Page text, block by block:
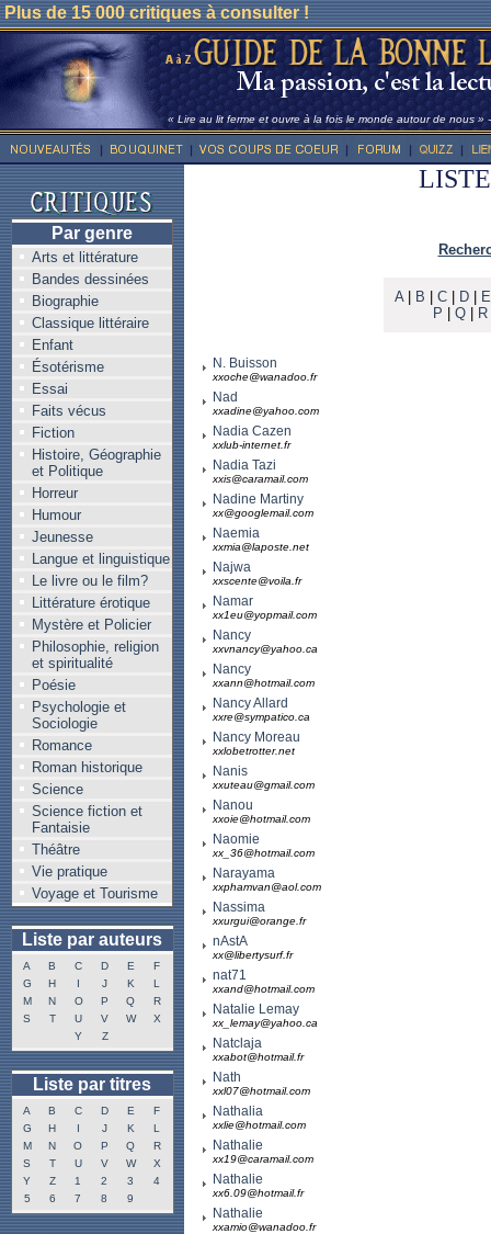
Plus de 15 000 critiques à consulter !
« Lire au lit ferme et ouvre à la fois le monde autour de nous »
Par genre
Arts et littérature
Bandes dessinées
Biographie
Classique littéraire
Enfant
Ésotérisme
Essai
Faits vécus
Fiction
Histoire, Géographie
et Politique
Horreur
Humour
Jeunesse
Langue et linguistique
Le livre ou le film?
Littérature érotique
Mystère et Policier
Philosophie, religion
et spiritualité
Poésie
Psychologie et
Sociologie
Romance
Roman historique
Science
Science fiction et
Fantaisie
Théâtre
Vie pratique
Voyage et Tourisme
Liste par auteurs
A B C D E
F
G
H I J K
L
M
N O P Q
R
S
T U V W
X
Y
Z
Liste par titres
A B C D E
F
G
H I J K
L
M
N O P Q
R
S
T U V W
X
Y
Z 1 2 3
4
5
6 7 8 9
A| B C| D| E
P
Q R
N. Buisson
xxoche@wanadoo.fr
Nad
xxadine@yahoo.com
Nadia Cazen
xxlub-internet.fr
Nadia Tazi
xxis@caramail.com
Nadine Martiny
xx@googlemail.com
Naemia
xxmia@laposte.net
Najwa
xxscente@voila.fr
Namar
xx1eu@yopmail.com
Nancy
xxvnancy@yahoo.ca
Nancy
xxann@hotmail.com
Nancy Allard
xxre@sympatico.ca
Nancy Moreau
xxlobetrotter.net
Nanis
xxuteau@gmail.com
Nanou
xxoie@hotmail.com
Naomie
xx_36@hotmail.com
Narayama
xxphamvan@aol.com
Nassima
xxurgui@orange.fr
nAstA
xx@libertysurf.fr
nat71
xxand@hotmail.com
Natalie Lemay
xx_lemay@yahoo.ca
Natclaja
xxabot@hotmail.fr
Nath
xxl07@hotmail.com
Nathalia
xxlie@hotmail.com
Nathalie
xx19@caramail.com
Nathalie
xx6.09@hotmail.fr
Nathalie
xxamio@wanadoo.fr